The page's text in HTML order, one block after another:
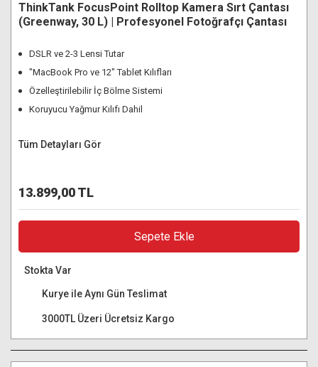
ThinkTank FocusPoint Rolltop Kamera Sırt Çantası
(Greenway, 30 L) | Profesyonel Fotoğrafçı Çantası
DSLR ve 2-3 Lensi Tutar
"MacBook Pro ve 12" Tablet Kılıfları
Özelleştirilebilir İç Bölme Sistemi
Koruyucu Yağmur Kılıfı Dahil
Tüm Detayları Gör
13.899,00 TL
Sepete Ekle
Stokta Var
Kurye ile Aynı Gün Teslimat
3000TL Üzeri Ücretsiz Kargo